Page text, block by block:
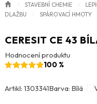
STAVEBNÍ CHEMIE
DLAŽBU
SPÁROVACÍ HMOTY
CERESIT CE 43
Hodnocení produktu
100 %
Artikl: 1303341Barva: Bílá